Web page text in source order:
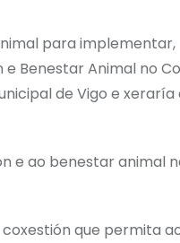
para implementar,
Benestar Animal no
de Vigo e xeraría
e ao benestar animal
que permita